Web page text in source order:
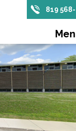
819